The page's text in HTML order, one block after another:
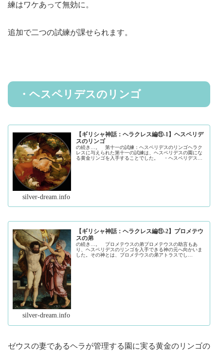
練はワケあって無効に。
追加で二つの試練が課せられます。
・ヘスペリデスのリンゴ
【ギリシャ神話：ヘラクレス編⑪-1】ヘスペリデ
スのリンゴ
の続き…。 第十一の試練：ヘスペリデスのリンゴヘラク
レスに与えられた第十一の試練は、ヘスペリデスの園にな
る黄金リンゴを入手することでした。 ・ヘスペリデスの
silver-dream.info
【ギリシャ神話：ヘラクレス編⑪-2】プロメテウ
スの弟
の続き…。 プロメテウスの弟プロメテウスの助言もあ
り、ヘスペリデスのリンゴを入手できる神の元へ向かいま
した。その神とは、プロメテウスの弟アトラスでし
silver-dream.info
ゼウスの妻であるヘラが管理する園に実る黄金のリンゴの